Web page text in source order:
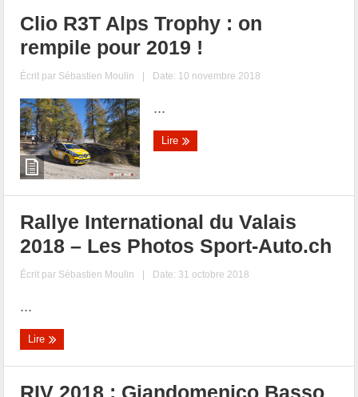
Clio R3T Alps Trophy : on
rempile pour 2019 !
Écrit par Sébastien Moulin | Date: 10 novembre 2018
...
Lire
Rallye International du Valais
2018 – Les Photos Sport-Auto.ch
Écrit par Sébastien Moulin | Date: 31 octobre 2018
...
Lire
RIV 2018 : Giandomenico Basso